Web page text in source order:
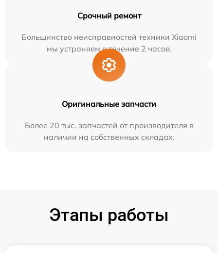
Срочный ремонт
Большинство неисправностей техники Xiaomi
мы устраняем в течение 2 часов.
Оригинальные запчасти
Более 20 тыс. запчастей от производителя в
наличии на собственных складах.
Этапы работы